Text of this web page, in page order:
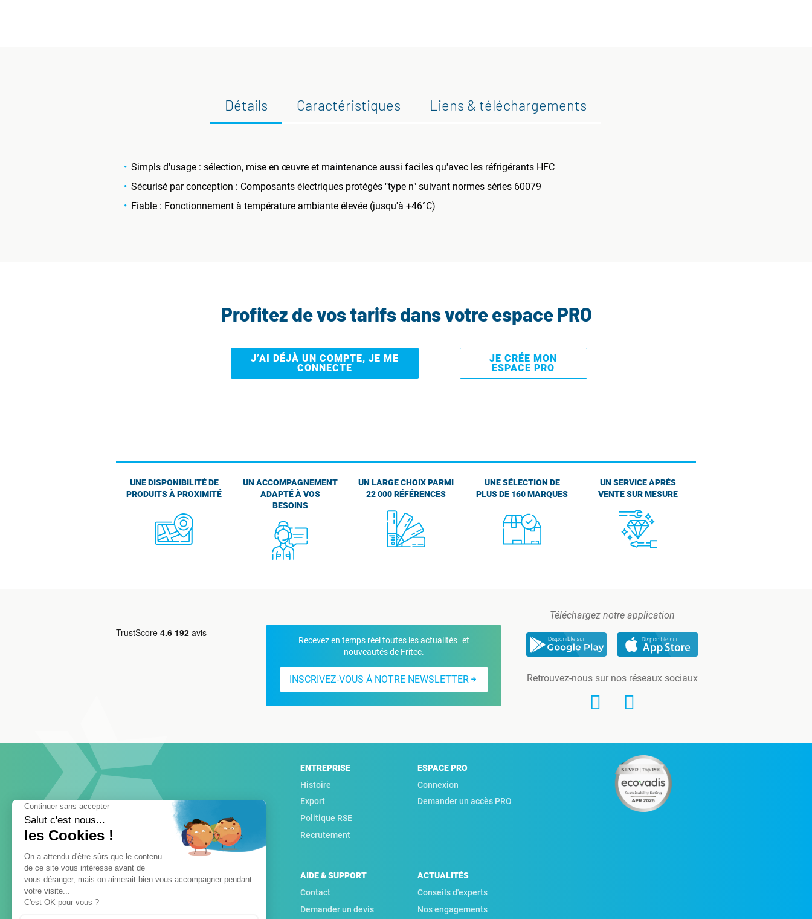
Détails Caractéristiques Liens & téléchargements
Simpls d'usage : sélection, mise en œuvre et maintenance aussi faciles qu'avec les réfrigérants HFC
Sécurisé par conception : Composants électriques protégés "type n" suivant normes séries 60079
Fiable : Fonctionnement à température ambiante élevée (jusqu'à +46°C)
Profitez de vos tarifs dans votre espace PRO
J’AI DÉJÀ UN COMPTE, JE ME
CONNECTE
JE CRÉE MON
ESPACE PRO
UNE DISPONIBILITÉ DE
PRODUITS À PROXIMITÉ
UN ACCOMPAGNEMENT
ADAPTÉ À VOS
BESOINS
UN LARGE CHOIX PARMI
22 000 RÉFÉRENCES
UNE SÉLECTION DE
PLUS DE 160 MARQUES
UN SERVICE APRÈS
VENTE SUR MESURE
Recevez en temps réel toutes les actualités et
nouveautés de Fritec.
INSCRIVEZ-VOUS À NOTRE NEWSLETTER
Téléchargez notre application
Retrouvez-nous sur nos réseaux sociaux
ENTREPRISE
Histoire
Export
Politique RSE
Recrutement
ESPACE PRO
Connexion
Demander un accès PRO
AIDE & SUPPORT
Contact
Demander un devis
ACTUALITÉS
Conseils d'experts
Nos engagements